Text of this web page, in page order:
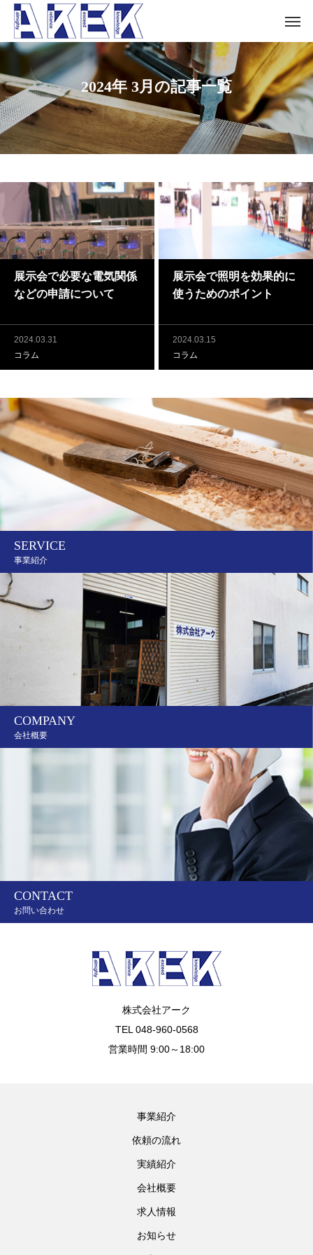
2024年 3月の記事一覧
展示会で必要な電気関係
などの申請について
2024.03.31
コラム
展示会で照明を効果的に
使うためのポイント
2024.03.15
コラム
SERVICE
事業紹介
COMPANY
会社概要
CONTACT
お問い合わせ
株式会社アーク
TEL 048-960-0568
営業時間 9:00～18:00
事業紹介
依頼の流れ
実績紹介
会社概要
求人情報
お知らせ